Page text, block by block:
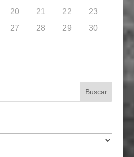
20 21 22
23
27 28 29
30